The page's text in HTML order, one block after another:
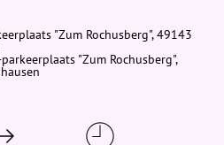
"Zum Rochusberg", 49143
"Zum Rochusberg",